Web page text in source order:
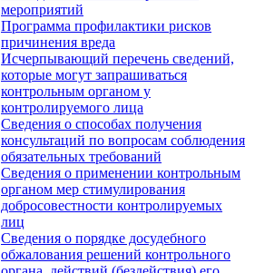
мероприятий
Программа профилактики рисков
причинения вреда
Исчерпывающий перечень сведений,
которые могут запрашиваться
контрольным органом у
контролируемого лица
Сведения о способах получения
консультаций по вопросам соблюдения
обязательных требований
Сведения о применении контрольным
органом мер стимулирования
добросовестности контролируемых
лиц
Сведения о порядке досудебного
обжалования решений контрольного